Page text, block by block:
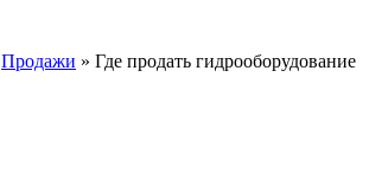
Продажи » Где продать гидрооборудование